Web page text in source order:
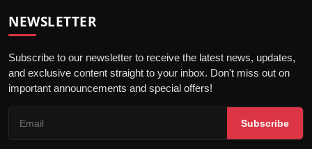
NEWSLETTER
Subscribe to our newsletter to receive the latest news, updates,
and exclusive content straight to your inbox. Don't miss out on
important announcements and special offers!
Subscribe